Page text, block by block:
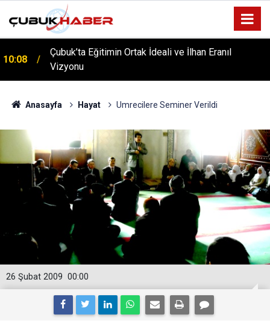
12:06
ÇUBUK’TA ‘YAZA MERHABA’ COŞKUSU: Kursiyerler
Gönüllerince Eğlendi!
Anasayfa Hayat Umrecilere Seminer Verildi
00:00
26 Şubat 2009